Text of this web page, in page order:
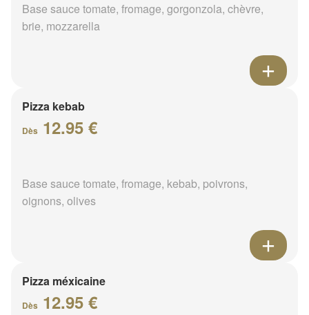
Base sauce tomate, fromage, gorgonzola, chèvre,
brie, mozzarella
Pizza kebab
Dès 12.95 €
Base sauce tomate, fromage, kebab, poivrons,
oignons, olives
Pizza méxicaine
Dès 12.95 €